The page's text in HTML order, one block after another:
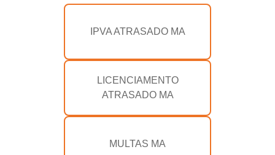
IPVA ATRASADO MA
LICENCIAMENTO
ATRASADO MA
MULTAS MA